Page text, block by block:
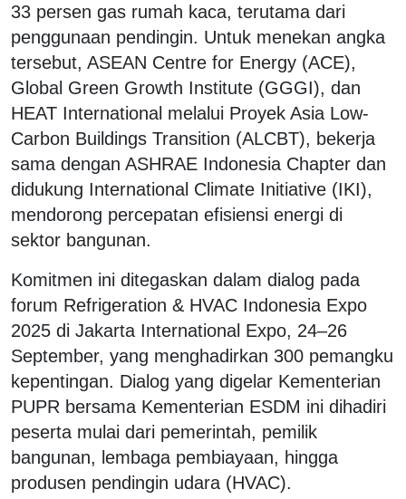
33 persen gas rumah kaca, terutama dari
penggunaan pendingin. Untuk menekan angka
tersebut, ASEAN Centre for Energy (ACE),
Global Green Growth Institute (GGGI), dan
HEAT International melalui Proyek Asia Low-
Carbon Buildings Transition (ALCBT), bekerja
sama dengan ASHRAE Indonesia Chapter dan
didukung International Climate Initiative (IKI),
mendorong percepatan efisiensi energi di
sektor bangunan.
Komitmen ini ditegaskan dalam dialog pada
forum Refrigeration & HVAC Indonesia Expo
2025 di Jakarta International Expo, 24–26
September, yang menghadirkan 300 pemangku
kepentingan. Dialog yang digelar Kementerian
PUPR bersama Kementerian ESDM ini dihadiri
peserta mulai dari pemerintah, pemilik
bangunan, lembaga pembiayaan, hingga
produsen pendingin udara (HVAC).